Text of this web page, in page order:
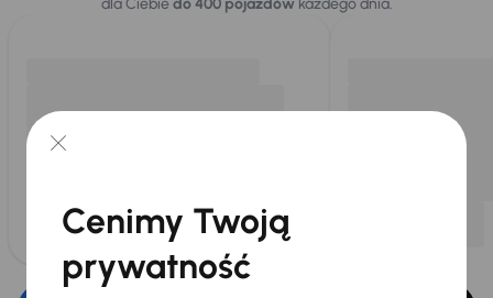
dla Ciebiedo 400 pojazdówkażdego dnia.
Cenimy Twoją
prywatność